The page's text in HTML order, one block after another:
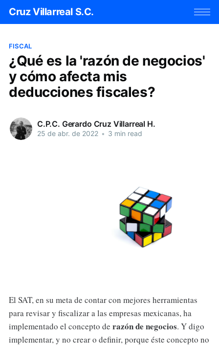
Cruz Villarreal S.C.
FISCAL
¿Qué es la 'razón de negocios'
y cómo afecta mis
deducciones fiscales?
C.P.C. Gerardo Cruz Villarreal H.
25 de abr. de 2022 • 3 min read
El SAT, en su meta de contar con mejores herramientas
para revisar y fiscalizar a las empresas mexicanas, ha
implementado el concepto de razón de negocios. Y digo
implementar, y no crear o definir, porque éste concepto no